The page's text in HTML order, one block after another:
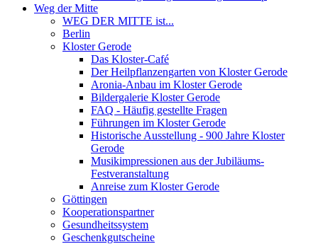
Weg der Mitte
WEG DER MITTE ist...
Berlin
Kloster Gerode
Das Kloster-Café
Der Heilpflanzengarten von Kloster Gerode
Aronia-Anbau im Kloster Gerode
Bildergalerie Kloster Gerode
FAQ - Häufig gestellte Fragen
Führungen im Kloster Gerode
Historische Ausstellung - 900 Jahre Kloster
Gerode
Musikimpressionen aus der Jubiläums-
Festveranstaltung
Anreise zum Kloster Gerode
Göttingen
Kooperationspartner
Gesundheitssystem
Geschenkgutscheine